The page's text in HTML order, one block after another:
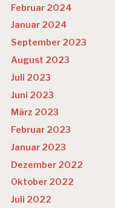
D
EI
T
R
E
C
H
T
S
SI
H
E
H
EI
Februar 2024
Januar 2024
September 2023
August 2023
Juli 2023
Juni 2023
März 2023
Februar 2023
Januar 2023
Dezember 2022
Oktober 2022
Juli 2022